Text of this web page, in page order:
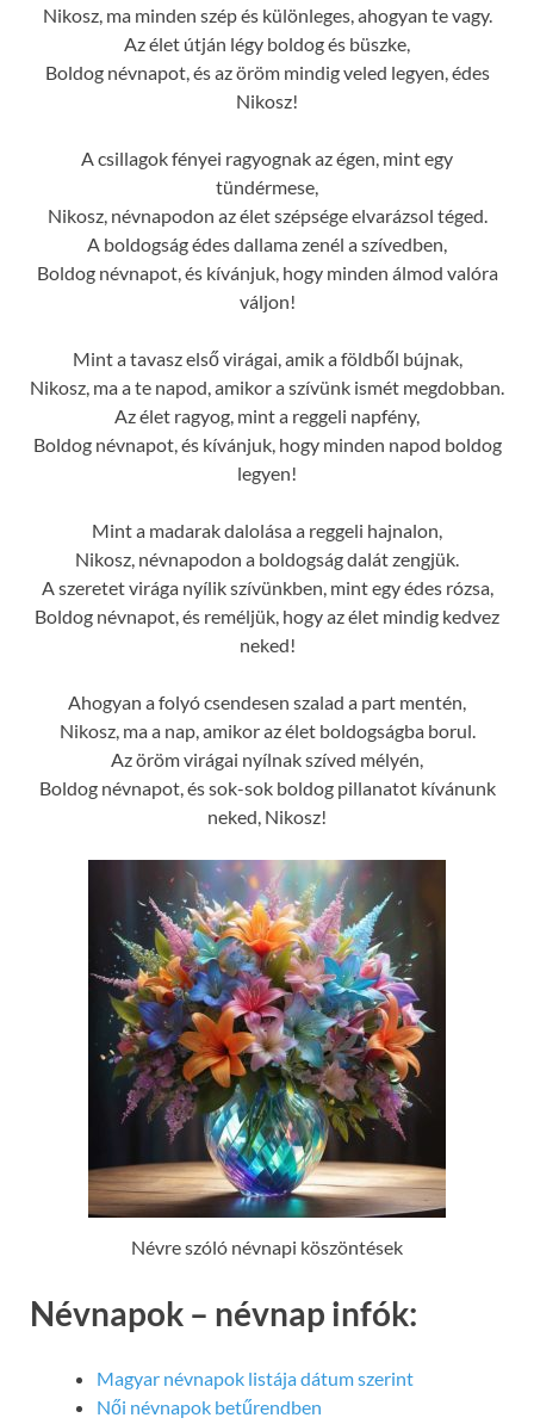
Nikosz, ma minden szép és különleges, ahogyan te vagy.
Az élet útján légy boldog és büszke,
Boldog névnapot, és az öröm mindig veled legyen, édes
Nikosz!
A csillagok fényei ragyognak az égen, mint egy
tündérmese,
Nikosz, névnapodon az élet szépsége elvarázsol téged.
A boldogság édes dallama zenél a szívedben,
Boldog névnapot, és kívánjuk, hogy minden álmod valóra
váljon!
Mint a tavasz első virágai, amik a földből bújnak,
Nikosz, ma a te napod, amikor a szívünk ismét megdobban.
Az élet ragyog, mint a reggeli napfény,
Boldog névnapot, és kívánjuk, hogy minden napod boldog
legyen!
Mint a madarak dalolása a reggeli hajnalon,
Nikosz, névnapodon a boldogság dalát zengjük.
A szeretet virága nyílik szívünkben, mint egy édes rózsa,
Boldog névnapot, és reméljük, hogy az élet mindig kedvez
neked!
Ahogyan a folyó csendesen szalad a part mentén,
Nikosz, ma a nap, amikor az élet boldogságba borul.
Az öröm virágai nyílnak szíved mélyén,
Boldog névnapot, és sok-sok boldog pillanatot kívánunk
neked, Nikosz!
Névre szóló névnapi köszöntések
Névnapok – névnap infók:
Magyar névnapok listája dátum szerint
Női névnapok betűrendben